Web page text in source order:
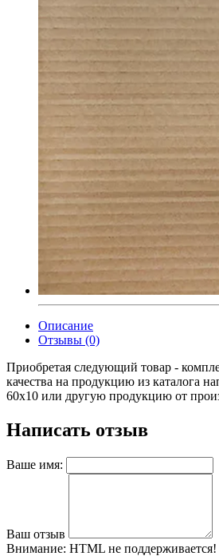
Описание
Отзывы (0)
Приобретая следующий товар -
качества на продукцию из каталога
60х10 или другую продукцию от
Написать отзыв
Ваше имя:
Ваш отзыв
Внимание: HTML не